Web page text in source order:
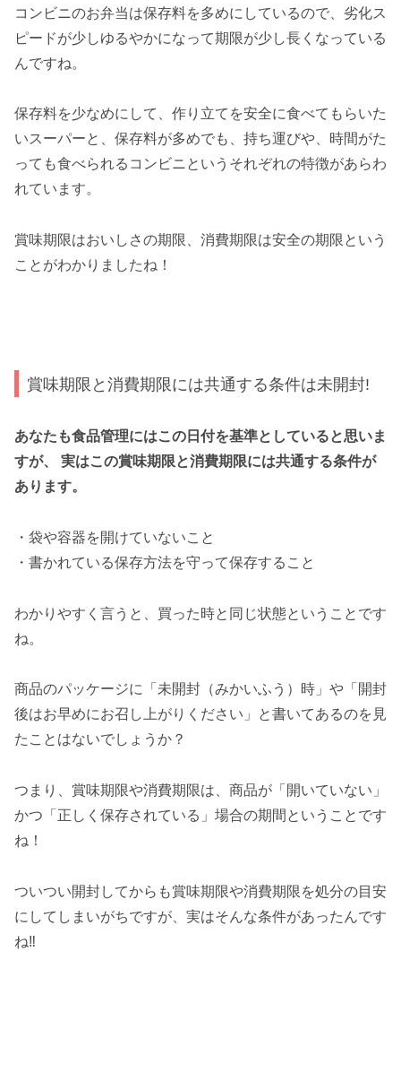
コンビニのお弁当は保存料を多めにしているので、劣化ス
ピードが少しゆるやかになって期限が少し長くなっている
んですね。
保存料を少なめにして、作り立てを安全に食べてもらいた
いスーパーと、保存料が多めでも、持ち運びや、時間がた
っても食べられるコンビニというそれぞれの特徴があらわ
れています。
賞味期限はおいしさの期限、消費期限は安全の期限という
ことがわかりましたね！
賞味期限と消費期限には共通する条件は未開封!
あなたも食品管理にはこの日付を基準としていると思いま
すが、 実はこの賞味期限と消費期限には共通する条件が
あります。
・袋や容器を開けていないこと
・書かれている保存方法を守って保存すること
わかりやすく言うと、買った時と同じ状態ということです
ね。
商品のパッケージに「未開封（みかいふう）時」や「開封
後はお早めにお召し上がりください」と書いてあるのを見
たことはないでしょうか？
つまり、賞味期限や消費期限は、商品が「開いていない」
かつ「正しく保存されている」場合の期間ということです
ね！
ついつい開封してからも賞味期限や消費期限を処分の目安
にしてしまいがちですが、実はそんな条件があったんです
ね‼